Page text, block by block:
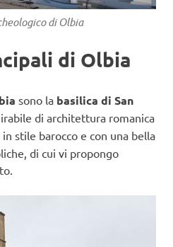
di Olbia
di Olbia
sono la basilica di San
di architettura romanica
in stile barocco e con una bella
di cui vi propongo